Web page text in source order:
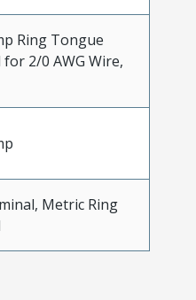
Ring Tongue
2/0 AWG Wire,
Metric Ring